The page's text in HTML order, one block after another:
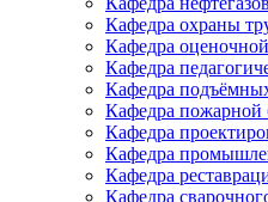
Кафедра охраны
Кафедра
Кафедра
Кафедра
Кафедра пожарной
Кафедра
Кафедра
Кафедра
Кафедра